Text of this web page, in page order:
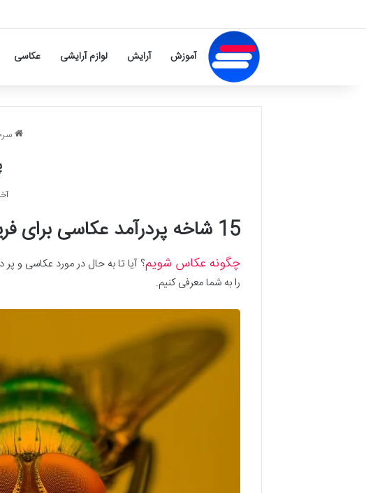
آموزش آرایش لوازم آرایشی عکاسی
15 شاخه پردرآمد عکاسی برای فریلنسرها
چگونه عکاس شویم؟ آیا تا به حال در مورد عکاسی و پر
را به شما معرفی کنیم.